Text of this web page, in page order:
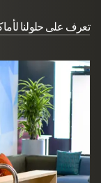
تعرف على حلولنا